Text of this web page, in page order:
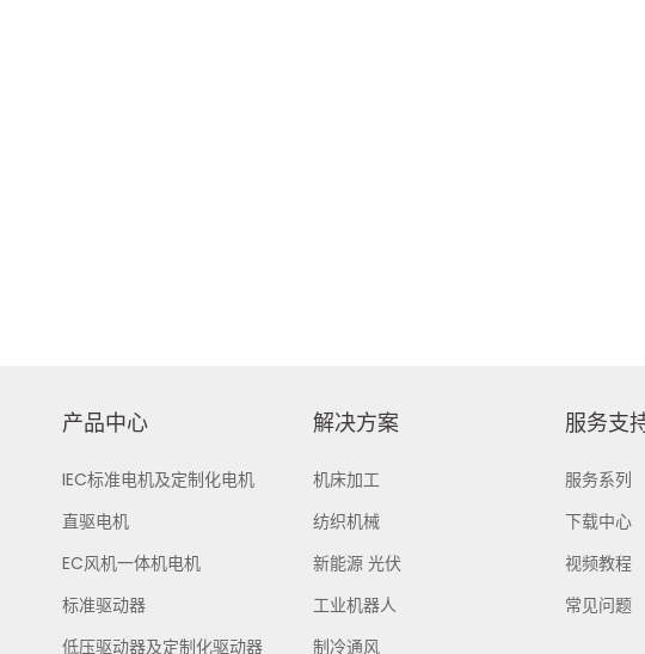
产品中心
IEC标准电机及定制化电机
直驱电机
EC风机一体机电机
标准驱动器
低压驱动器及定制化驱动器
解决方案
机床加工
纺织机械
新能源 光伏
工业机器人
制冷通风
服务支
服务系列
下载中心
视频教程
常见问题